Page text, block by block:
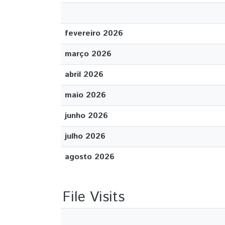
fevereiro 2026
março 2026
abril 2026
maio 2026
junho 2026
julho 2026
agosto 2026
File Visits